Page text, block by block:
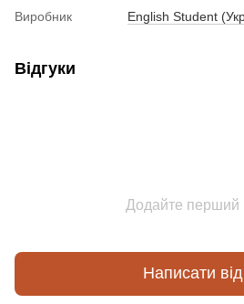
Виробник
English Student
Відгуки
Додайте перший
Написати